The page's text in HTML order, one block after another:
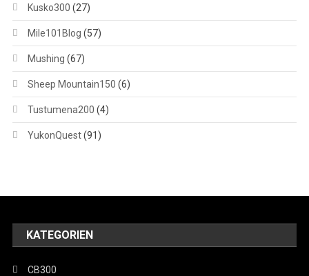
Kusko300 (27)
Mile101Blog (57)
Mushing (67)
Sheep Mountain150 (6)
Tustumena200 (4)
YukonQuest(91)
KATEGORIEN
CB300